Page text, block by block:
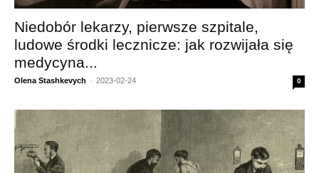
Niedobór lekarzy, pierwsze szpitale,
ludowe środki lecznicze: jak rozwijała się
medycyna...
Olena Stashkevych - 2023-02-24 0